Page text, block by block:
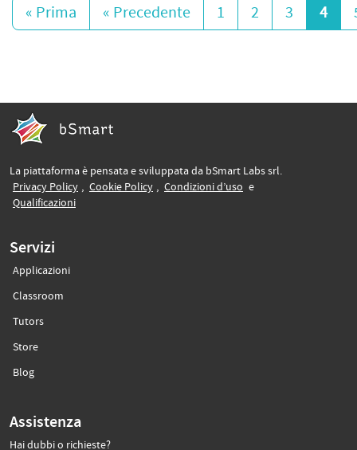
« Prima « Precedente 1 2 3 4
La piattaforma è pensata e sviluppata da bSmart Labs srl.
Privacy Policy(si apre in un’altra scheda)
, Cookie Policy(si apre in un’altra scheda)
, Condizioni d’uso (si apre in un’altra
e
Qualificazioni(si apre in un’altra scheda)
Servizi
Applicazioni
Classroom
Tutors(si apre in un’altra scheda)
Store(si apre in un’altra scheda)
Blog(si apre in un’altra scheda)
Assistenza
Hai dubbi o richieste?